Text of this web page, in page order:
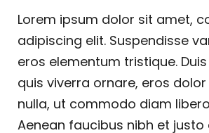
Lorem ipsum dolor sit amet,
adipiscing elit. Suspendisse
eros elementum tristique.
quis viverra ornare, eros
nulla, ut commodo diam
Aenean faucibus nibh et justo